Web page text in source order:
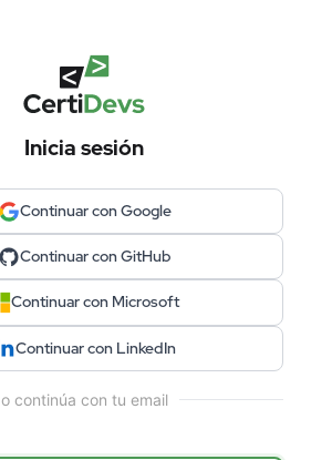
Inicia sesión
Continuar con Google
Continuar con GitHub
Continuar con Microsoft
Continuar con LinkedIn
o continúa con tu email